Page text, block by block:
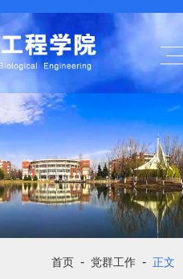
首页 - 党群工作 - 正文